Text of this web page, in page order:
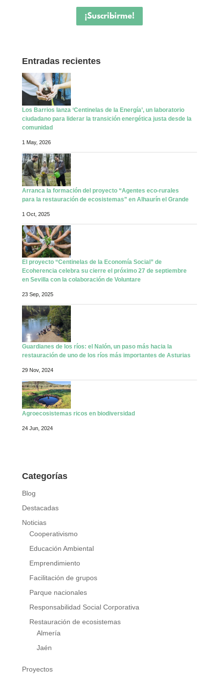
¡Suscribirme!
Entradas recientes
Los Barrios lanza ‘Centinelas de la Energía’, un laboratorio
ciudadano para liderar la transición energética justa desde la
comunidad
1 May, 2026
Arranca la formación del proyecto “Agentes eco-rurales
para la restauración de ecosistemas” en Alhaurín el Grande
1 Oct, 2025
El proyecto “Centinelas de la Economía Social” de
Ecoherencia celebra su cierre el próximo 27 de septiembre
en Sevilla con la colaboración de Voluntare
23 Sep, 2025
Guardianes de los ríos: el Nalón, un paso más hacia la
restauración de uno de los ríos más importantes de Asturias
29 Nov, 2024
Agroecosistemas ricos en biodiversidad
24 Jun, 2024
Categorías
Blog
Destacadas
Noticias
Cooperativismo
Educación Ambiental
Emprendimiento
Facilitación de grupos
Parque nacionales
Responsabilidad Social Corporativa
Restauración de ecosistemas
Almería
Jaén
Proyectos